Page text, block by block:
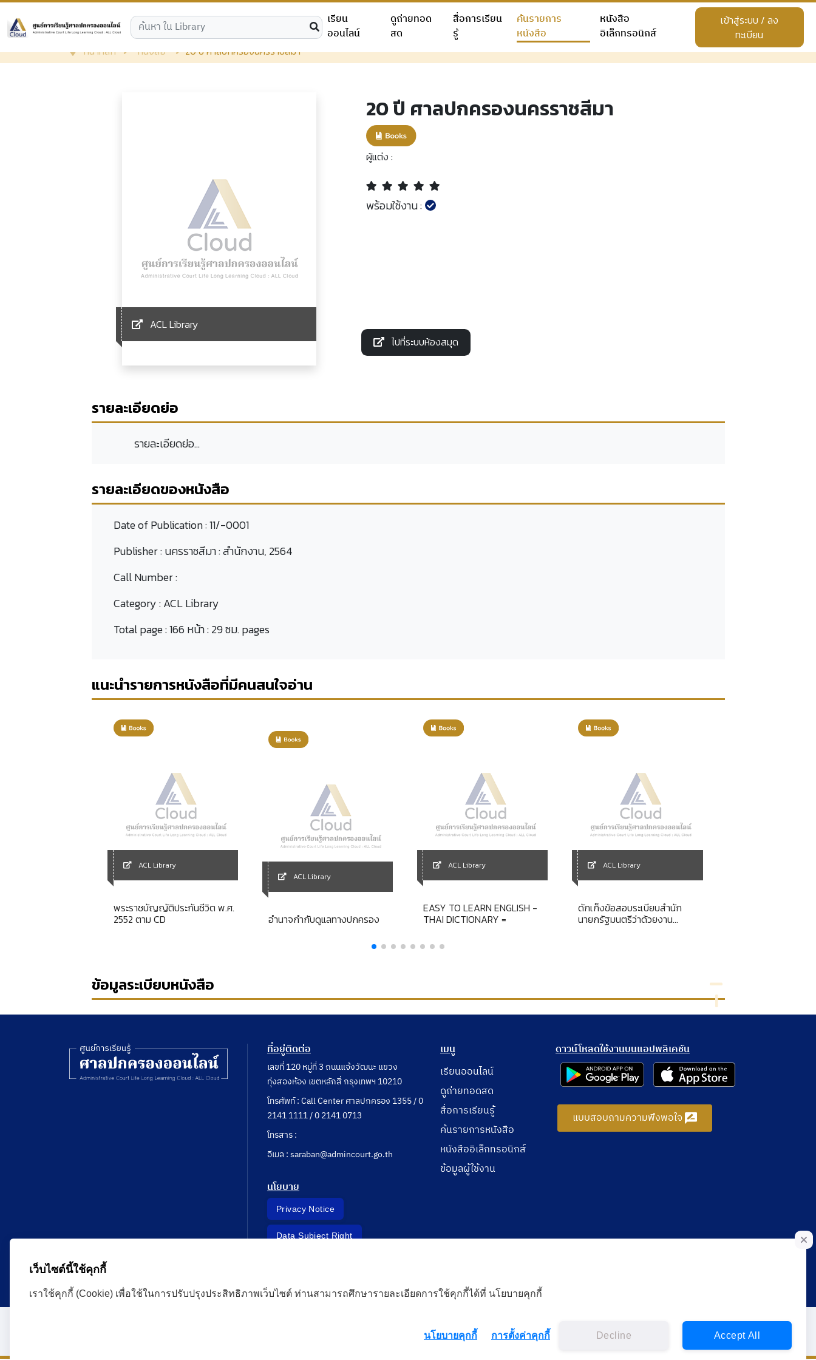
เรียน
ออนไลน์
ดูถ่ายทอด
สด
สื่อการเรียน
รู้
ค้นรายการ
หนังสือ
หนังสือ
อิเล็กทรอนิกส์
เข้าสู่ระบบ / ลง
ทะเบียน
หน้าหลัก
หนังสือ 20 ปี ศาลปกครองนครราชสีมา
ACL Library
20 ปี ศาลปกครองนครราชสีมา
ผู้แต่ง :
พร้อมใช้งาน :
ไปที่ระบบห้องสมุด
รายละเอียดย่อ
รายละเอียดย่อ...
รายละเอียดของหนังสือ
Date of Publication :11/-0001
Publisher :นครราชสีมา : สำนักงาน, 2564
Call Number :
Category :ACL Library
Total page :166 หน้า : 29 ซม. pages
แนะนำรายการหนังสือที่มีคนสนใจอ่าน
ACL Library
พระราชบัญญัติประกันชีวิต พ.ศ.
2552 ตาม CD
ACL Library
อำนาจกำกับดูแลทางปกครอง
ACL Library
EASY TO LEARN ENGLISH -
THAI DICTIONARY =
ACL Library
ดักเก็งข้อสอบระเบียบสำนัก
นายกรัฐมนตรีว่าด้วยงาน
ข้อมูลระเบียบหนังสือ
ที่อยู่ติดต่อ
เลขที่ 120 หมู่ที่ 3 ถนนแจ้งวัฒนะ แขวง
ทุ่งสองห้อง เขตหลักสี่ กรุงเทพฯ 10210
โทรศัพท์ : Call Center ศาลปกครอง 1355 / 0
2141 1111 / 0 2141 0713
โทรสาร :
อีเมล : saraban@admincourt.go.th
นโยบาย
Privacy Notice
Data Subject Right
เมนู
เรียนออนไลน์
ดูถ่ายทอดสด
สื่อการเรียนรู้
ค้นรายการหนังสือ
หนังสืออิเล็กทรอนิกส์
ข้อมูลผู้ใช้งาน
ดาวน์โหลดใช้งานบนแอปพลิเคชัน
แบบสอบถามความพึงพอใจ
เว็บไซต์นี้ใช้คุกกี้
เราใช้คุกกี้ (Cookie) เพื่อใช้ในการปรับปรุงประสิทธิภาพเว็บไซต์ ท่านสามารถศึกษารายละเอียดการใช้คุกกี้ได้ที่ นโยบายคุกกี้
นโยบายคุกกี้ การตั้งค่าคุกกี้ Decline Accept All